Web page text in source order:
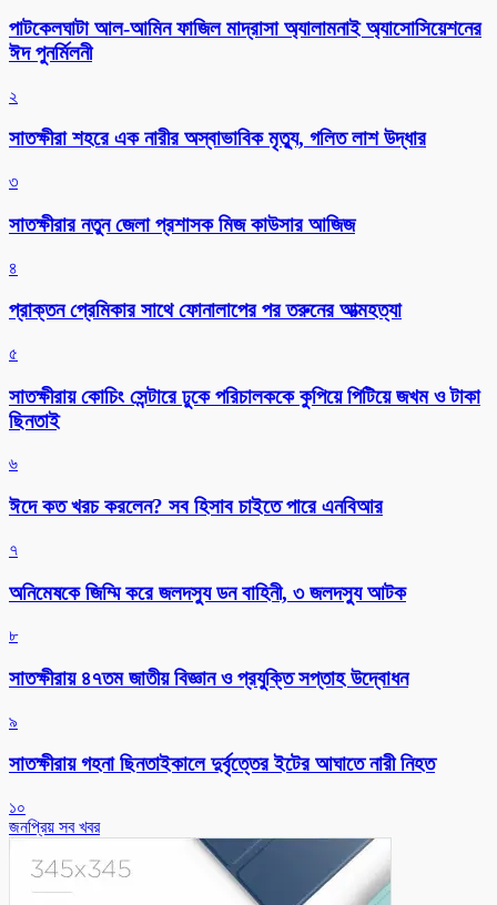
পাটকেলঘাটা আল-আমিন ফাজিল মাদ্রাসা অ্যালামনাই অ্যাসোসিয়েশনের
ঈদ পুনর্মিলনী
২
সাতক্ষীরা শহরে এক নারীর অস্বাভাবিক মৃত্যু, গলিত লাশ উদ্ধার
৩
সাতক্ষীরার নতুন জেলা প্রশাসক মিজ কাউসার আজিজ
৪
প্রাক্তন প্রেমিকার সাথে ফোনালাপের পর তরুনের আত্মহত্যা
৫
সাতক্ষীরায় কোচিং সেন্টারে ঢুকে পরিচালককে কুপিয়ে পিটিয়ে জখম ও টাকা
ছিনতাই
৬
ঈদে কত খরচ করলেন? সব হিসাব চাইতে পারে এনবিআর
৭
অনিমেষকে জিম্মি করে জলদস্যু ডন বাহিনী, ৩ জলদস্যু আটক
৮
সাতক্ষীরায় ৪৭তম জাতীয় বিজ্ঞান ও প্রযুক্তি সপ্তাহ উদ্বোধন
৯
সাতক্ষীরায় গহনা ছিনতাইকালে দুর্বৃত্তের ইটের আঘাতে নারী নিহত
১০
জনপ্রিয় সব খবর